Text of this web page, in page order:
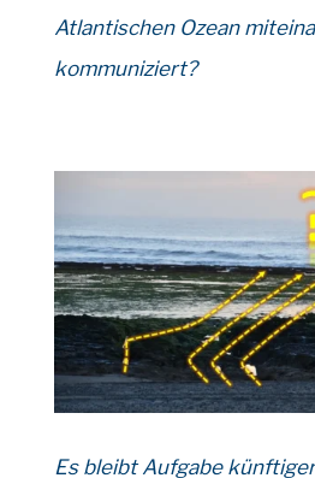
Atlantischen Ozean
kommuniziert?
Es bleibt Aufgabe künftiger